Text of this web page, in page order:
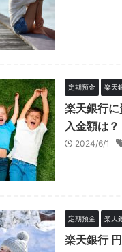
定期預金 楽天
楽天銀行
入金額は？
2024/6/1
定期預金 楽天
楽天銀行